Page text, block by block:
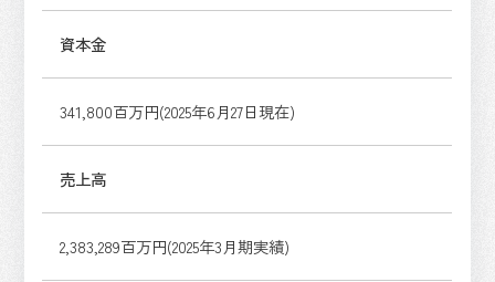
資本金
341,800百万円(2025年6月27日現在)
売上高
2,383,289百万円(2025年3月期実績)